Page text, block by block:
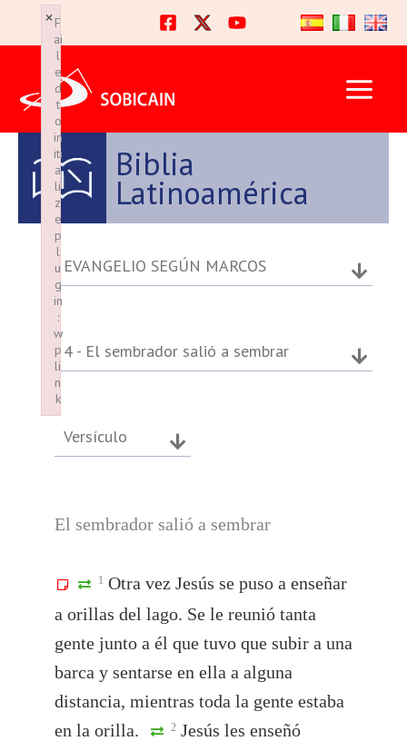
al
contenido
Biblia
Latinoamérica
EVANGELIO SEGÚN MARCOS
4 - El sembrador salió a sembrar
Versículo
El sembrador salió a sembrar
1 Otra vez Jesús se puso a enseñar
a orillas del lago. Se le reunió tanta
gente junto a él que tuvo que subir a una
barca y sentarse en ella a alguna
distancia, mientras toda la gente estaba
en la orilla.
2 Jesús les enseñó
F
ai
l
e
d
t
o
in
iti
a
li
z
e
p
l
u
g
in
:
w
p
li
n
k
×
Failed to initialize plugin: wplink
F
ai
l
e
d
t
o
in
iti
a
li
z
e
p
l
u
g
in
:
w
p
li
n
k
×
Failed to initialize plugin: wplink